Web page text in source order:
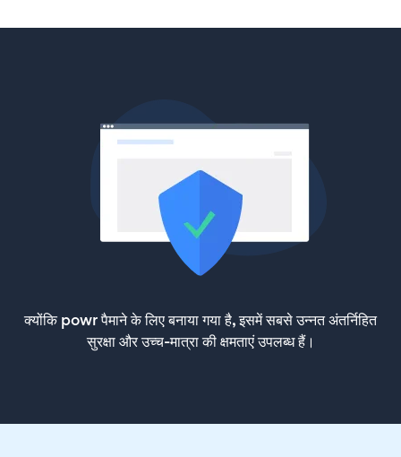
क्योंकि powr पैमाने के लिए बनाया गया है, इसमें सबसे उन्नत अंतर्निहित
सुरक्षा और उच्च-मात्रा की क्षमताएं उपलब्ध हैं।